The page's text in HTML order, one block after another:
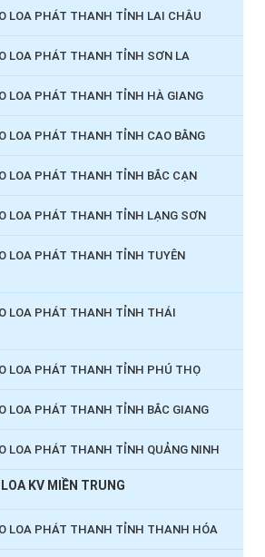
LOA PHÁT THANH TỈNH LAI CHÂU
LOA PHÁT THANH TỈNH SƠN LA
LOA PHÁT THANH TỈNH HÀ GIANG
LOA PHÁT THANH TỈNH CAO BẰNG
LOA PHÁT THANH TỈNH BẮC CẠN
LOA PHÁT THANH TỈNH LẠNG SƠN
LOA PHÁT THANH TỈNH TUYÊN
LOA PHÁT THANH TỈNH THÁI
LOA PHÁT THANH TỈNH PHÚ THỌ
LOA PHÁT THANH TỈNH BẮC GIANG
LOA PHÁT THANH TỈNH QUẢNG NINH
KV MIỀN TRUNG
LOA PHÁT THANH TỈNH THANH HÓA